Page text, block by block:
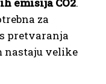
emisija CO2.
za
pretvaranja
nastaju velike